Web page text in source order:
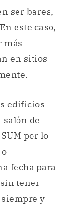
ser bares,
este caso,
más
en sitios
edificios
de
por lo
fecha para
tener
y